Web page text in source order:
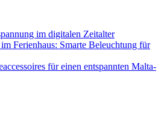
im digitalen Zeitalter
Ferienhaus: Smarte Beleuchtung für
für einen entspannten Malta-